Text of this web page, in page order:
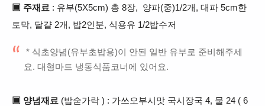
▣ 주재료 : 유부(5X5cm) 총 8장, 양파(중)1/2개, 대파 5cm한
토막, 달걀 2개, 밥2인분, 식용유 1/2밥수저
* 식초양념(유부초밥용)이 안된 일반 유부로 준비해주세
요. 대형마트 냉동식품코너에 있어요.
▣ 양념재료 (밥숟가락 ) : 가쓰오부시맛 국시장국 4, 물 24 ( 6